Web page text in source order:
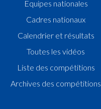
Equipes nationales
Cadres nationaux
Calendrier et résultats
Toutes les vidéos
Liste des compétitions
Archives des compétitions